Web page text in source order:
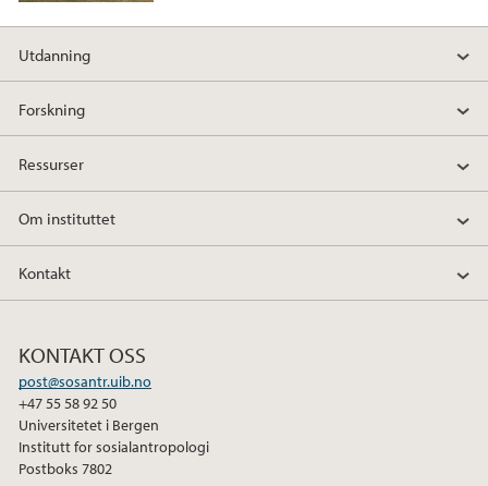
Utdanning
Forskning
Ressurser
Om instituttet
Kontakt
KONTAKT OSS
post@sosantr.uib.no
+47 55 58 92 50
Universitetet i Bergen
Institutt for sosialantropologi
Postboks 7802